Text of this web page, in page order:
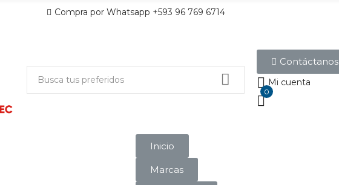
Compra por Whatsapp +593 96 769 6714
Contáctanos
Mi cuenta
0
Inicio
Marcas